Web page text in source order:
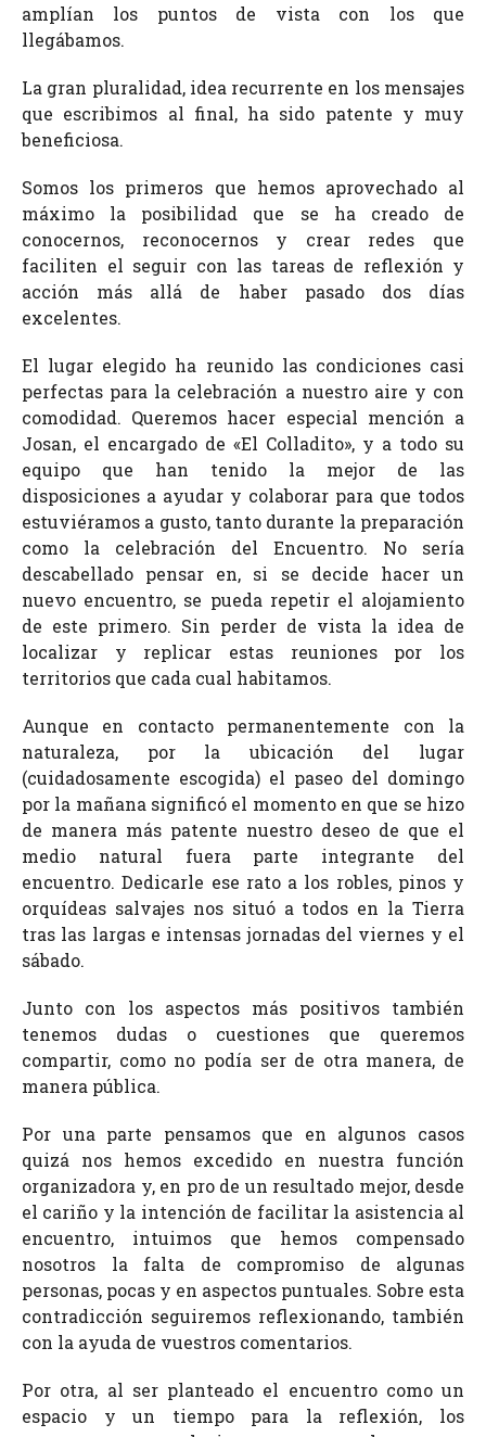
amplían los puntos de vista con los que
llegábamos.
La gran pluralidad, idea recurrente en los mensajes
que escribimos al final, ha sido patente y muy
beneficiosa.
Somos los primeros que hemos aprovechado al
máximo la posibilidad que se ha creado de
conocernos, reconocernos y crear redes que
faciliten el seguir con las tareas de reflexión y
acción más allá de haber pasado dos días
excelentes.
El lugar elegido ha reunido las condiciones casi
perfectas para la celebración a nuestro aire y con
comodidad. Queremos hacer especial mención a
Josan, el encargado de «El Colladito», y a todo su
equipo que han tenido la mejor de las
disposiciones a ayudar y colaborar para que todos
estuviéramos a gusto, tanto durante la preparación
como la celebración del Encuentro. No sería
descabellado pensar en, si se decide hacer un
nuevo encuentro, se pueda repetir el alojamiento
de este primero. Sin perder de vista la idea de
localizar y replicar estas reuniones por los
territorios que cada cual habitamos.
Aunque en contacto permanentemente con la
naturaleza, por la ubicación del lugar
(cuidadosamente escogida) el paseo del domingo
por la mañana significó el momento en que se hizo
de manera más patente nuestro deseo de que el
medio natural fuera parte integrante del
encuentro. Dedicarle ese rato a los robles, pinos y
orquídeas salvajes nos situó a todos en la Tierra
tras las largas e intensas jornadas del viernes y el
sábado.
Junto con los aspectos más positivos también
tenemos dudas o cuestiones que queremos
compartir, como no podía ser de otra manera, de
manera pública.
Por una parte pensamos que en algunos casos
quizá nos hemos excedido en nuestra función
organizadora y, en pro de un resultado mejor, desde
el cariño y la intención de facilitar la asistencia al
encuentro, intuimos que hemos compensado
nosotros la falta de compromiso de algunas
personas, pocas y en aspectos puntuales. Sobre esta
contradicción seguiremos reflexionando, también
con la ayuda de vuestros comentarios.
Por otra, al ser planteado el encuentro como un
espacio y un tiempo para la reflexión, los